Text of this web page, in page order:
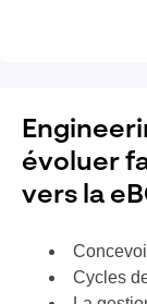
évoluer
vers la
Cycles